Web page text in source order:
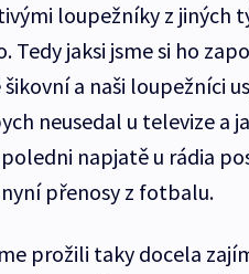
loupežníky z jiných
Tedy jaksi jsme si ho
a naši loupežníci
neusedal u televize a
napjatě u rádia
přenosy z fotbalu.
prožili taky docela